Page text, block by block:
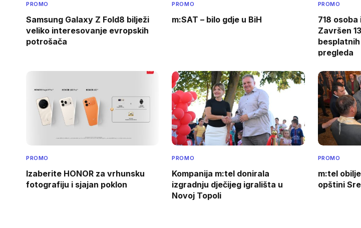
PROMO
Samsung Galaxy Z Fold8 bilježi
veliko interesovanje evropskih
potrošača
PROMO
m:SAT – bilo gdje u BiH
PROMO
718
Završen
pregleda
PROMO
Izaberite HONOR za vrhunsku
fotografiju i sjajan poklon
PROMO
Kompanija m:tel donirala
izgradnju dječijeg igrališta u
Novoj Topoli
PROMO
m:tel
opštini